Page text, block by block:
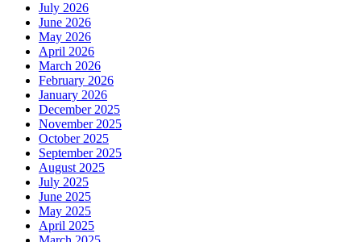
July 2026
June 2026
May 2026
April 2026
March 2026
February 2026
January 2026
December 2025
November 2025
October 2025
September 2025
August 2025
July 2025
June 2025
May 2025
April 2025